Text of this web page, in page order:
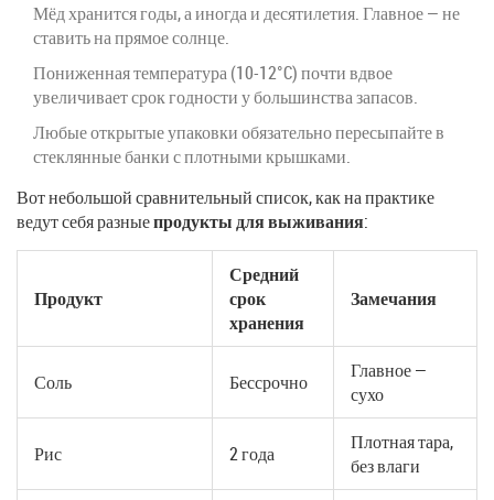
Мёд хранится годы, а иногда и десятилетия. Главное — не
ставить на прямое солнце.
Пониженная температура (10-12°C) почти вдвое
увеличивает срок годности у большинства запасов.
Любые открытые упаковки обязательно пересыпайте в
стеклянные банки с плотными крышками.
Вот небольшой сравнительный список, как на практике
ведут себя разныепродукты для выживания:
Продукт
Средний
срок
хранения
Замечания
Соль Бессрочно
Главное —
сухо
Рис 2 года
Плотная тара,
без влаги